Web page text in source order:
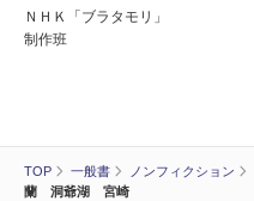
TOP 一般書 ノンフィクション
蘭 洞爺湖 宮崎
ＮＨＫ「ブラタモリ」
制作班